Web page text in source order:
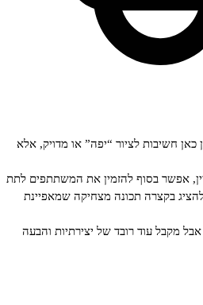
“יפה” או מדויק, אלא
להזמין את המשתתפים לתת
מצחיקה שמאפיינת
של יצירתיות והבעה